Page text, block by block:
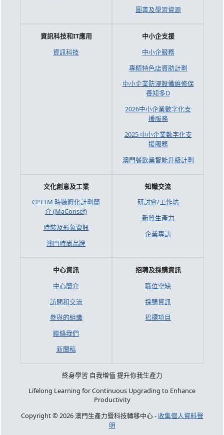
圖書及學習資源
資訊科技和IT應用
資訊科技
中小企支援
中小企服務
專精特色店資助計劃
中小企業防浸設備維修保
養知多D
2026中小企業數字化支
援服務
2025 中小企業數字化支
援服務
澳門餐飲業智能升級計劃
文化創意及工業
CPTTM 時裝孵化計劃簡
介 (MaConsef)
時裝及形象資訊
澳門時尚品牌
知識交流
研討會/工作坊
新質生產力
企業專訪
中心資訊
中心簡介
訪問和交流
參與的組織
聯絡我們
新聞稿
招聘及採購資訊
職位空缺
採購資訊
招標項目
終身學習 自我增值 提升你我生產力
Lifelong Learning for Continuous Upgrading to Enhance
Productivity
Copyright © 2026 澳門生產力暨科技轉移中心 - 收集個人資料聲
明